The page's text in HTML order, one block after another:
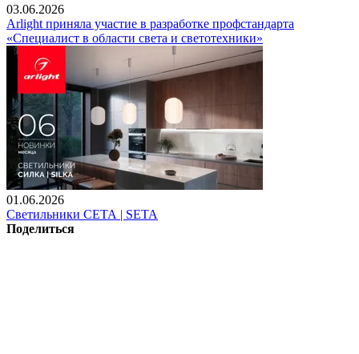
03.06.2026
Arlight приняла участие в разработке профстандарта
«Специалист в области света и светотехники»
01.06.2026
Светильники СЕТА | SETA
Поделиться